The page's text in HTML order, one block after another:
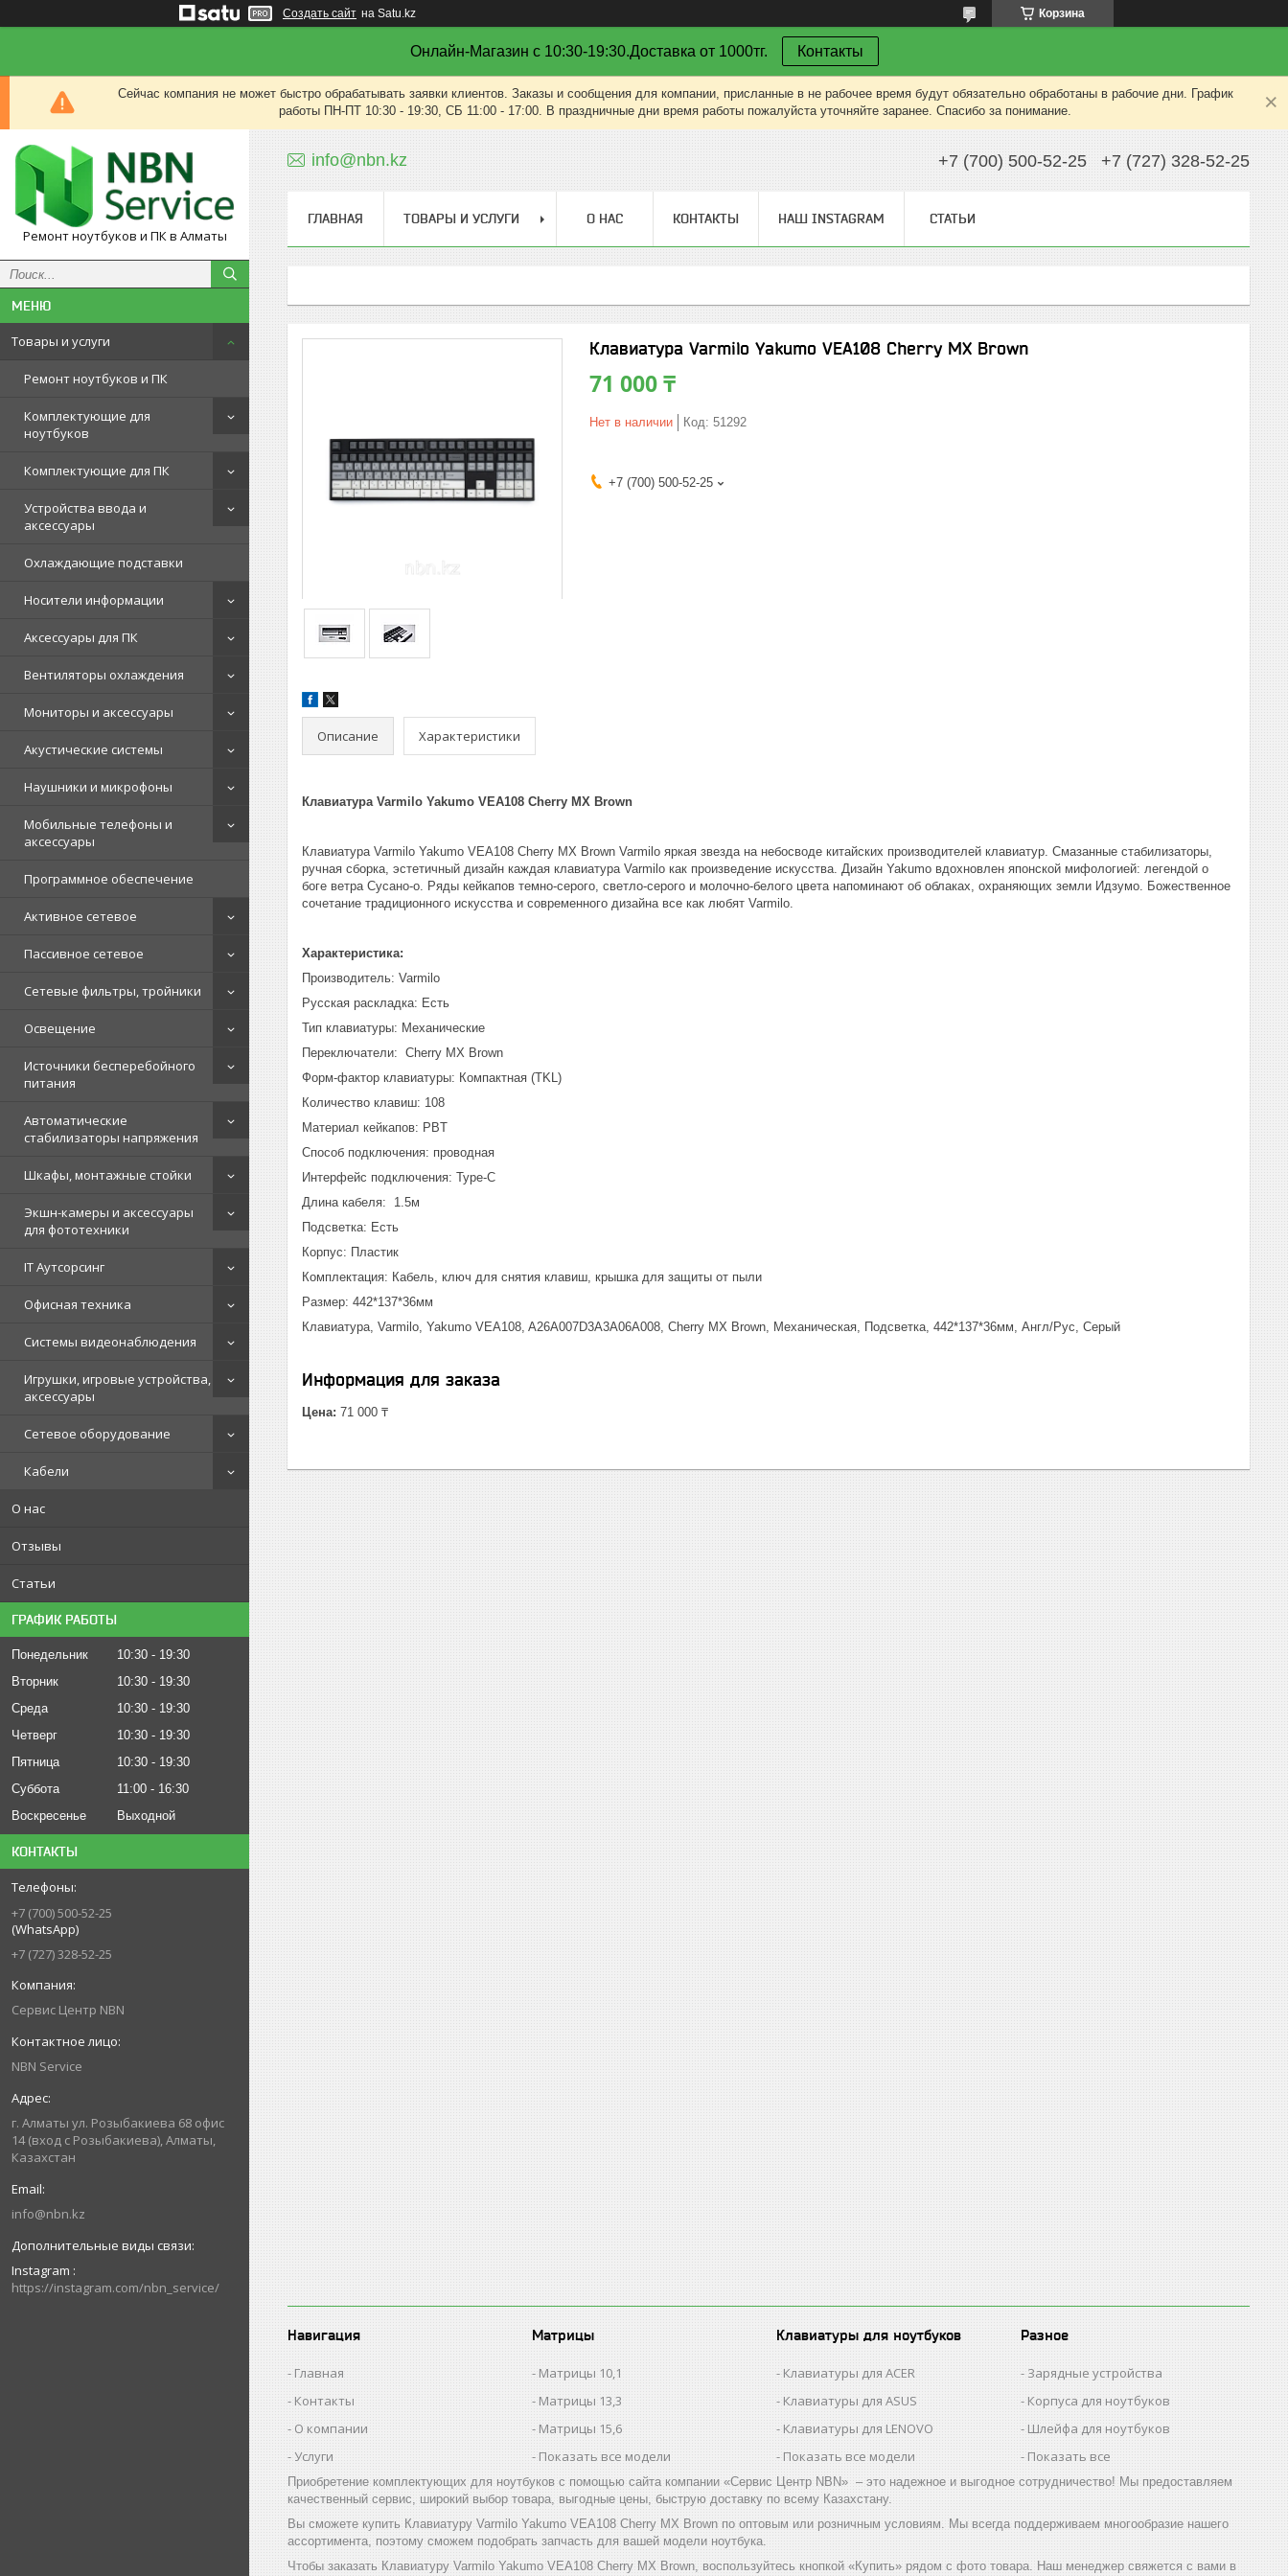
Создать сайт на Satu.kz Корзина
Онлайн-Магазин с 10:30-19:30.Доставка от 1000тг. Контакты
Сейчас компания не может быстро обрабатывать заявки клиентов. Заказы и сообщения для компании, присланные в не рабочее время будут обязательно обработаны в рабочие дни. График
работы ПН-ПТ 10:30 - 19:30, СБ 11:00 - 17:00. В праздничные дни время работы пожалуйста уточняйте заранее. Спасибо за понимание.
Ремонт ноутбуков и ПК в Алматы
Товары и услуги
Ремонт ноутбуков и ПК
Комплектующие для
ноутбуков
Комплектующие для ПК
Устройства ввода и
аксессуары
Охлаждающие подставки
Носители информации
Аксессуары для ПК
Вентиляторы охлаждения
Мониторы и аксессуары
Акустические системы
Наушники и микрофоны
Мобильные телефоны и
аксессуары
Программное обеспечение
Активное сетевое
Пассивное сетевое
Сетевые фильтры, тройники
Освещение
Источники бесперебойного
питания
Автоматические
стабилизаторы напряжения
Шкафы, монтажные стойки
Экшн-камеры и аксессуары
для фототехники
IT Аутсорсинг
Офисная техника
Системы видеонаблюдения
Игрушки, игровые устройства,
аксессуары
Сетевое оборудование
Кабели
О нас
Отзывы
Статьи
ГРАФИК РАБОТЫ
Понедельник 10:30
19:30
Вторник
10:30
19:30
Среда
10:30
19:30
Четверг
10:30
19:30
Пятница
10:30
19:30
Суббота
11:00
16:30
Воскресенье
Выходной
КОНТАКТЫ
+7 (700) 500-52-25
(WhatsApp)
+7 (727) 328-52-25
Сервис Центр NBN
NBN Service
г. Алматы ул. Розыбакиева 68 офис
14 (вход с Розыбакиева), Алматы,
Казахстан
info@nbn.kz
Instagram
https://instagram.com/nbn_service/
info@nbn.kz +7 (700) 500-52-25 +7 (727) 328-52-25
ГЛАВНАЯ ТОВАРЫ И УСЛУГИ О НАС КОНТАКТЫ НАШ INSTAGRAM СТАТЬИ
Клавиатура Varmilo Yakumo VEA108 Cherry MX Brown
71 000 ₸
Нет в наличии Код: 51292
+7 (700) 500-52-25
Описание Характеристики
КлавиатураVarmilo Yakumo VEA108 Cherry MX Brown
Клавиатура Varmilo Yakumo VEA108 Cherry MX Brown Varmilo яркая звезда на небосводе китайских производителей клавиатур. Смазанные стабилизаторы,
ручная сборка, эстетичный дизайн каждая клавиатура Varmilo как произведение искусства. Дизайн Yakumo вдохновлен японской мифологией: легендой о
боге ветра Сусано-о. Ряды кейкапов темно-серого, светло-серого и молочно-белого цвета напоминают об облаках, охраняющих земли Идзумо. Божественное
сочетание традиционного искусства и современного дизайна все как любят Varmilo.
Характеристика:
Производитель: Varmilo
Русская раскладка: Есть
Тип клавиатуры: Механические
Переключатели: Cherry MX Brown
Форм-фактор клавиатуры: Компактная (TKL)
Количество клавиш: 108
Материал кейкапов: PBT
Способ подключения: проводная
Интерфейс подключения: Type-C
Длина кабеля: 1.5м
Подсветка: Есть
Корпус: Пластик
Комплектация: Кабель, ключ для снятия клавиш, крышка для защиты от пыли
Размер: 442*137*36мм
Клавиатура, Varmilo, Yakumo VEA108, A26A007D3A3A06A008, Cherry MX Brown, Механическая, Подсветка, 442*137*36мм, Англ/Рус, Серый
Информация для заказа
Цена: 71 000 ₸
Навигация
Главная
Контакты
О компании
Услуги
Матрицы
Матрицы 10,1
Матрицы 13,3
Матрицы 15,6
Показать все модели
Клавиатуры для ноутбуков
Клавиатуры для ACER
Клавиатуры для ASUS
Клавиатуры для LENOVO
Показать все модели
Разное
Зарядные устройства
Корпуса для ноутбуков
Шлейфа для ноутбуков
Показать все
Приобретение комплектующих для ноутбуков с помощью сайта компании «Сервис Центр NBN» – это надежное и выгодное сотрудничество! Мы предоставляем
качественный сервис, широкий выбор товара, выгодные цены, быструю доставку по всему Казахстану.
Вы сможете купить Клавиатуру Varmilo Yakumo VEA108 Cherry MX Brown по оптовым или розничным условиям. Мы всегда поддерживаем многообразие нашего
ассортимента, поэтому сможем подобрать запчасть для вашей модели ноутбука.
Чтобы заказать Клавиатуру Varmilo Yakumo VEA108 Cherry MX Brown, воспользуйтесь кнопкой «Купить» рядом с фото товара. Наш менеджер свяжется с вами в